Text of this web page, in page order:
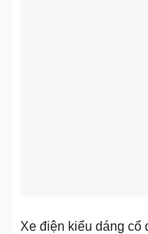
Xe điện kiểu dáng cổ